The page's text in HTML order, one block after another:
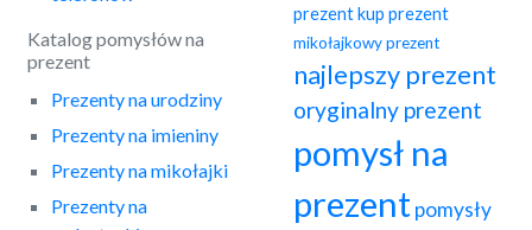
Katalog pomysłów na
prezent
Prezenty na urodziny
Prezenty na imieniny
Prezenty na mikołajki
Prezenty na
prezentkup prezent
mikołajkowy prezent
najlepszy prezent
oryginalny prezent
pomysł na
prezentpomysły